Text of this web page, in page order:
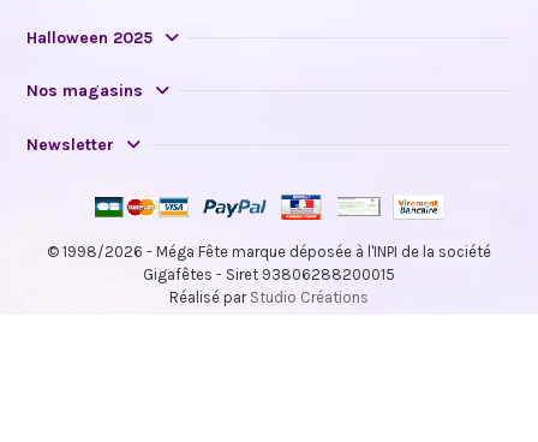
Halloween 2025
Nos magasins
Newsletter
© 1998/2026 - Méga Fête marque déposée à l'INPI de la société
Gigafêtes - Siret 93806288200015
Réalisé par Studio Créations